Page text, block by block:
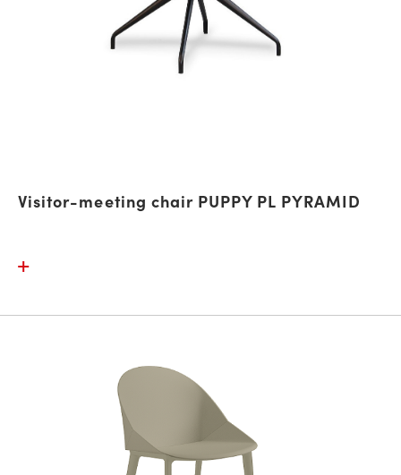
Visitor-meeting chair PUPPY PL PYRAMID